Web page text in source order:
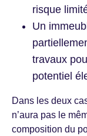
risque
Un
travaux
potentiel
Dans les deux
n’aura pas le
composition du